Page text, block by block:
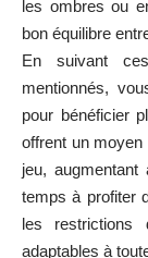
les ombres ou
bon équilibre
En suivant
mentionnés,
pour bénéficier
offrent un moyen
jeu,
temps à profiter
les restrictions
adaptables à